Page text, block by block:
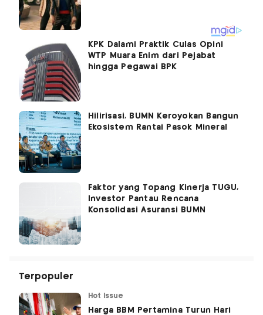
KPK Dalami Praktik Culas Opini
WTP Muara Enim dari Pejabat
hingga Pegawai BPK
Hilirisasi, BUMN Keroyokan Bangun
Ekosistem Rantai Pasok Mineral
Faktor yang Topang Kinerja TUGU,
Investor Pantau Rencana
Konsolidasi Asuransi BUMN
Terpopuler
Hot Issue
Harga BBM Pertamina Turun Hari